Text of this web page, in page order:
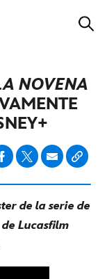
NOVENA
de la serie de
Lucasfilm